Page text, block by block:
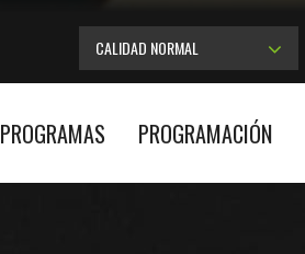
CALIDAD NORMAL
PROGRAMAS PROGRAMACIÓN